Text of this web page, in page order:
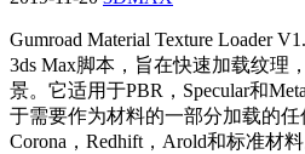
Gumroad Material Texture Loader
3ds Max脚本，旨在快速加载纹理
景。它适用于PBR，Specular和
于需要作为材料的一部分加载的任
Corona，Redhift，Arold和标准材